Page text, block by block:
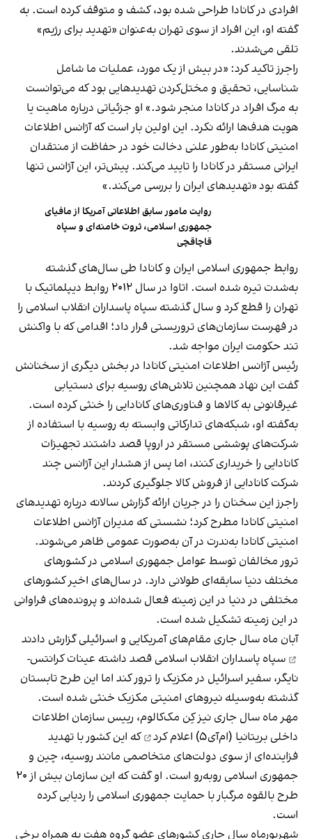
افرادی در کانادا طراحی شده بود، کشف و متوقف کرده است. به
گفته او، این افراد از سوی تهران به‌عنوان «تهدید برای رژیم»
تلقی می‌شدند.
راجرز تاکید کرد: «در بیش از یک مورد، عملیات ما شامل
شناسایی، تحقیق و مختل‌کردن تهدیدهایی بود که می‌توانست
به مرگ افراد در کانادا منجر شود.» او جزئیاتی درباره ماهیت یا
هویت هدف‌ها ارائه نکرد. این اولین بار است که آژانس اطلاعات
امنیتی کانادا به‌طور علنی دخالت خود در حفاظت از منتقدان
ایرانی مستقر در کانادا را تایید می‌کند. پیش‌تر، این آژانس تنها
گفته بود «تهدیدهای ایران را بررسی می‌کند.»
روایت مامور سابق اطلاعاتی آمریکا از مافیای
جمهوری اسلامی، ثروت خامنه‌ای و سپاه
قاچاقچی
روابط جمهوری اسلامی ایران و کانادا طی سال‌های گذشته
به‌شدت تیره شده است. اتاوا در سال ۲۰۱۲ روابط دیپلماتیک با
تهران را قطع کرد و سال گذشته سپاه پاسداران انقلاب اسلامی را
در فهرست سازمان‌های تروریستی قرار داد؛ اقدامی که با واکنش
تند حکومت ایران مواجه شد.
رئیس آژانس اطلاعات امنیتی کانادا در بخش دیگری از سخنانش
گفت این نهاد همچنین تلاش‌های روسیه برای دستیابی
غیرقانونی به کالاها و فناوری‌های کانادایی را خنثی کرده است.
به‌گفته او، شبکه‌های تدارکاتی وابسته به روسیه با استفاده از
شرکت‌های پوششی مستقر در اروپا قصد داشتند تجهیزات
کانادایی را خریداری کنند، اما پس از هشدار این آژانس چند
شرکت کانادایی از فروش کالا جلوگیری کردند.
راجرز این سخنان را در جریان ارائه گزارش سالانه درباره تهدیدهای
امنیتی کانادا مطرح کرد؛ نشستی که مدیران آژانس اطلاعات
امنیتی کانادا به‌ندرت در آن به‌صورت عمومی ظاهر می‌شوند.
ترور مخالفان توسط عوامل جمهوری اسلامی در کشورهای
مختلف دنیا سابقه‌ای طولانی دارد. در سال‌های اخیر کشورهای
مختلفی در دنیا در این زمینه فعال شده‌اند و پرونده‌های فراوانی
در این زمینه تشکیل شده است.
آبان ماه سال جاری مقام‌های آمریکایی و اسرائیلیگزارش دادند
سپاه پاسداران انقلاب اسلامی قصد داشته عینات کرانتس-
نایگر، سفیر اسرائیل در مکزیک را ترور کند اما این طرح تابستان
گذشته به‌وسیله نیروهای امنیتی مکزیک خنثی شده است.
مهر ماه سال جاری نیز کِن مک‌کالوم، رییس سازمان اطلاعات
داخلی بریتانیا (ام‌آی‌۵)
اعلام کرد
که این کشور با تهدید
فزاینده‌ای از سوی دولت‌های متخاصمی مانند روسیه، چین و
جمهوری اسلامی روبه‌رو است. او گفت که این سازمان بیش از ۲۰
طرح بالقوه مرگبار با حمایت جمهوری اسلامی را ردیابی کرده
است.
شهریورماه سال جاری کشورهای عضو گروه هفت به همراه برخی